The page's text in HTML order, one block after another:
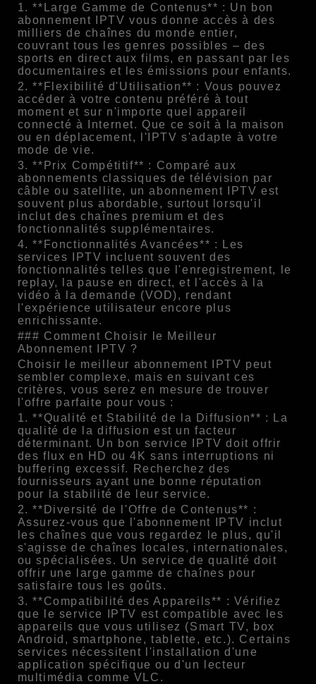
1. **Large Gamme de Contenus** : Un bon
abonnement IPTV vous donne accès à des
milliers de chaînes du monde entier,
couvrant tous les genres possibles – des
sports en direct aux films, en passant par les
documentaires et les émissions pour enfants.
2. **Flexibilité d'Utilisation** : Vous pouvez
accéder à votre contenu préféré à tout
moment et sur n'importe quel appareil
connecté à Internet. Que ce soit à la maison
ou en déplacement, l'IPTV s'adapte à votre
mode de vie.
3. **Prix Compétitif** : Comparé aux
abonnements classiques de télévision par
câble ou satellite, un abonnement IPTV est
souvent plus abordable, surtout lorsqu'il
inclut des chaînes premium et des
fonctionnalités supplémentaires.
4. **Fonctionnalités Avancées** : Les
services IPTV incluent souvent des
fonctionnalités telles que l'enregistrement, le
replay, la pause en direct, et l'accès à la
vidéo à la demande (VOD), rendant
l'expérience utilisateur encore plus
enrichissante.
### Comment Choisir le Meilleur
Abonnement IPTV ?
Choisir le meilleur abonnement IPTV peut
sembler complexe, mais en suivant ces
critères, vous serez en mesure de trouver
l'offre parfaite pour vous :
1. **Qualité et Stabilité de la Diffusion** : La
qualité de la diffusion est un facteur
déterminant. Un bon service IPTV doit offrir
des flux en HD ou 4K sans interruptions ni
buffering excessif. Recherchez des
fournisseurs ayant une bonne réputation
pour la stabilité de leur service.
2. **Diversité de l'Offre de Contenus** :
Assurez-vous que l'abonnement IPTV inclut
les chaînes que vous regardez le plus, qu'il
s'agisse de chaînes locales, internationales,
ou spécialisées. Un service de qualité doit
offrir une large gamme de chaînes pour
satisfaire tous les goûts.
3. **Compatibilité des Appareils** : Vérifiez
que le service IPTV est compatible avec les
appareils que vous utilisez (Smart TV, box
Android, smartphone, tablette, etc.). Certains
services nécessitent l'installation d'une
application spécifique ou d'un lecteur
multimédia comme VLC.